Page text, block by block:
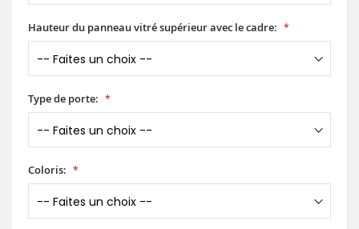
Hauteur du panneau vitré supérieur avec le cadre:
Type de porte:
Coloris: